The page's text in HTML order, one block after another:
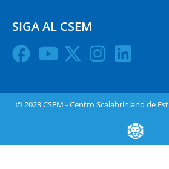
SIGA AL CSEM
© 2023 CSEM - Centro Scalabriniano de